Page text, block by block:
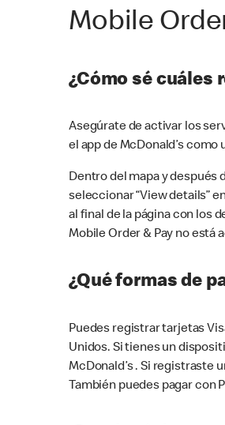
Mobile
¿Cómo sé cuáles
Asegúrate de activar los
el app de McDonald’s
Dentro del mapa y después
seleccionar “View details”
al final de la página con los
Mobile Order & Pay no está
¿Qué formas de
Puedes registrar tarjetas
Unidos. Si tienes un
McDonald’s . Si registraste
También puedes pagar con